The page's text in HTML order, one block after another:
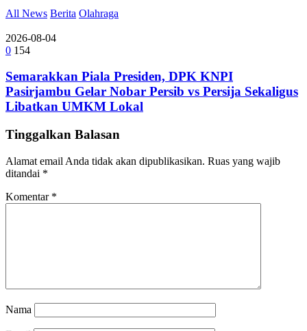
All News Berita Olahraga
2026-08-04
0 154
Semarakkan Piala Presiden, DPK KNPI
Pasirjambu Gelar Nobar Persib vs Persija Sekaligus
Libatkan UMKM Lokal
Tinggalkan Balasan
Alamat email Anda tidak akan dipublikasikan. Ruas yang wajib
ditandai *
Komentar *
Nama